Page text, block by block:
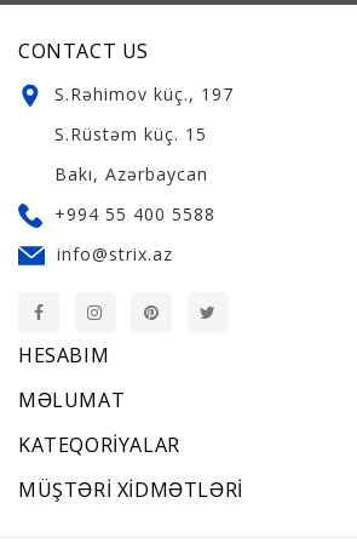
CONTACT US
S.Rəhimov küç., 197
S.Rüstəm küç. 15
Bakı, Azərbaycan
+994 55 400 5588
info@strix.az
HESABIM
MƏLUMAT
KATEQORIYALAR
MÜŞTƏRI XIDMƏTLƏRI